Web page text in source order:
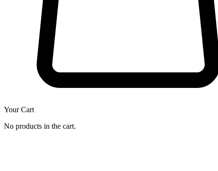
Your Cart
No products in the cart.